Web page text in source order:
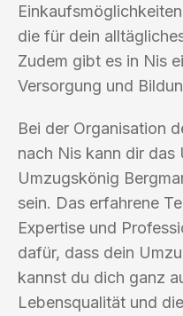
die für dein
Zudem gibt es in Nis
Versorgung und
Bei der Organisation
nach Nis kann dir das
Umzugskönig
sein. Das erfahrene
Expertise und
dafür, dass dein
kannst du dich ganz
Lebensqualität und